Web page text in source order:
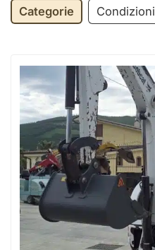
Categorie Condizioni